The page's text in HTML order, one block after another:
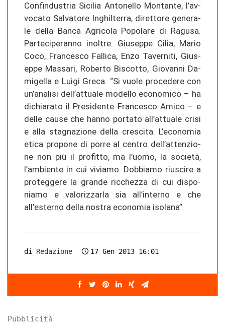
Con­fin­du­stria Si­ci­lia An­to­nel­lo Mon­tan­te, l’av­
vo­ca­to Sal­va­to­re In­ghil­ter­ra, di­ret­to­re ge­ne­ra­
le della Banca Agri­co­la Po­po­la­re di Ra­gu­sa.
Par­te­ci­pe­ran­no in­ol­tre: Giu­s­ep­pe Cilia, Mario
Coco, Fran­ces­co Fal­li­ca, Enzo Ta­ver­ni­ti, Giu­s­
ep­pe Mas­sa­ri, Ro­ber­to Bi­s­cot­to, Gio­van­ni Da­
mi­gel­la e Luigi Greca. “Si vuole pro­ce­de­re con
un’ana­li­si dell’at­tua­le mo­del­lo eco­no­mi­co – ha
di­chia­ra­to il Pre­si­den­te Fran­ces­co Amico – e
delle cause che hanno por­ta­to all’at­tua­le crisi
e alla stag­na­zio­ne della cres­ci­ta. L’eco­no­mia
etica pro­po­ne di porre al cen­tro dell’at­ten­zio­
ne non più il pro­fit­to, ma l’uomo, la società,
l’amb­ien­te in cui vi­via­mo. Dob­bia­mo rius­ci­re a
pro­teg­ge­re la gran­de ric­che­z­za di cui dis­po­
nia­mo e va­lo­ri­z­za­r­la sia all’in­ter­no e che
all’ester­no della nos­tra eco­no­mia iso­la­na”.
di Redazione 17 Gen 2013 16:01
Pubblicità